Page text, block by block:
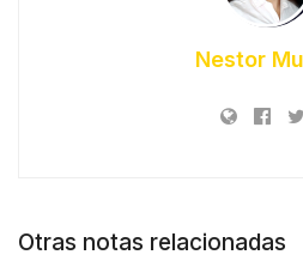
Nestor
Otras notas relacionadas